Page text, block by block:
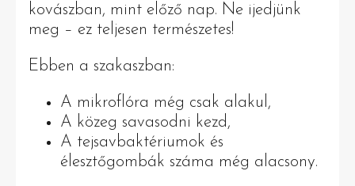
kovászban, mint előző nap. Ne ijedjünk
meg – ez teljesen természetes!
Ebben a szakaszban:
A mikroflóra még csak alakul,
A közeg savasodni kezd,
A tejsavbaktériumok és
élesztőgombák száma még alacsony.